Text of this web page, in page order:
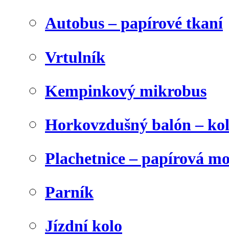
Autobus – papírové tkaní
Vrtulník
Kempinkový mikrobus
Horkovzdušný balón –
Plachetnice – papírová
Parník
Jízdní kolo